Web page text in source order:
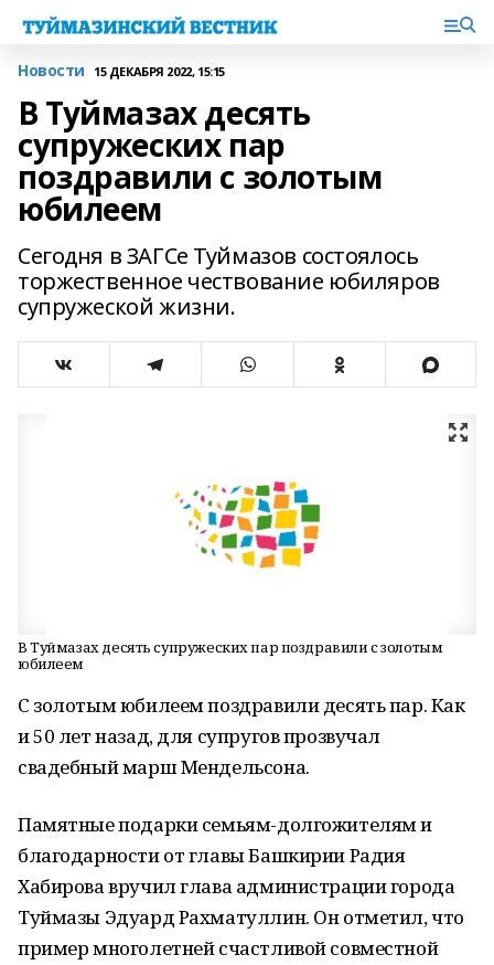
Новости 15 ДЕКАБРЯ 2022, 15:15
В Туймазах десять
супружеских пар
поздравили с золотым
юбилеем
Сегодня в ЗАГСе Туймазов состоялось
торжественное чествование юбиляров
супружеской жизни.
В Туймазах десять супружеских пар поздравили с золотым
юбилеем
С золотым юбилеем поздравили десять пар. Как
и 50 лет назад, для супругов прозвучал
свадебный марш Мендельсона.
Памятные подарки семьям-долгожителям и
благодарности от главы Башкирии Радия
Хабирова вручил глава администрации города
Туймазы Эдуард Рахматуллин. Он отметил, что
пример многолетней счастливой совместной